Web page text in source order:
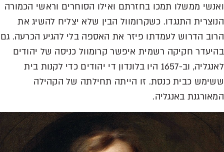
ואנשי ממשלו תמכו בחזרתם ואילו הסוחרים וראשי הכמורה
הנוצרית התנגדו. כשקרומוול הבין שלא יצליח להשיג את
הרוב הדרוש לעמדתו פיזר את האספה בלי להגיע הכרעה. גם
בהיעדר חקיקה רשמית איפשר קרומוול כניסה של יהודים
לאנגליה, וב-1657 היו בלונדון די יהודים כדי לקנות בית
ששימש כבית כנסת. זו הייתה תחילתה של הקהילה
המאורגנת באנגליה.